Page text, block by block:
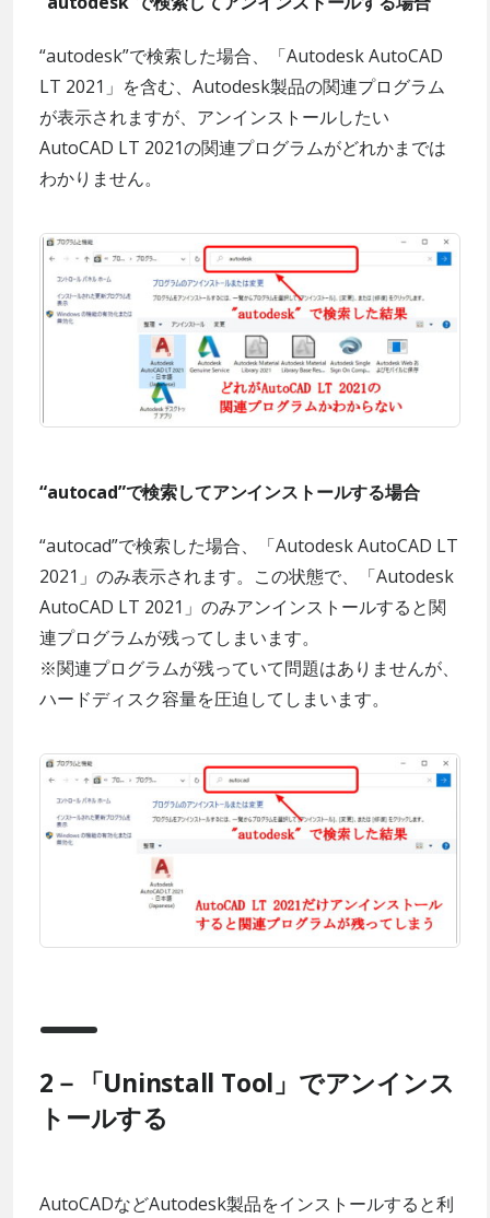
“autodesk”で検索した場合、「Autodesk AutoCAD
LT 2021」を含む、Autodesk製品の関連プログラム
が表示されますが、アンインストールしたい
AutoCAD LT 2021の関連プログラムがどれかまでは
わかりません。
“autocad”で検索してアンインストールする場合
“autocad”で検索した場合、「Autodesk AutoCAD LT
2021」のみ表示されます。この状態で、「Autodesk
AutoCAD LT 2021」のみアンインストールすると関
連プログラムが残ってしまいます。
※関連プログラムが残っていて問題はありませんが、
ハードディスク容量を圧迫してしまいます。
2－「Uninstall Tool」でアンインス
トールする
AutoCADなどAutodesk製品をインストールすると利